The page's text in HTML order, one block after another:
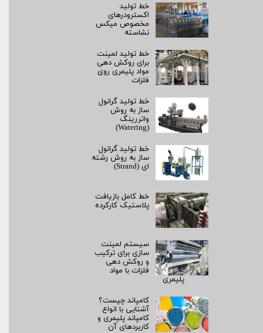
خط تولید
اکسترودرهای
مخصوص میکس
نشاسته
خط تولید لمینت
برای روکش‌ دهی
مواد پلیمری روی
فلزات
خط تولید گرانول
ساز به روش
واتررینگ
(Watering)
خط تولید گرانول
ساز به روش رشته‌
ای (Strand)
خط کامل بازیافت
پلاستیک کارکرده
سیستم لمینت‌
سازی برای ترکیب
و روکش‌ دهی
فلزات با مواد
پلیمری
کامپاند چیست؟
آشنایی با انواع
کامپاند پلیمری و
کاربردهای آن